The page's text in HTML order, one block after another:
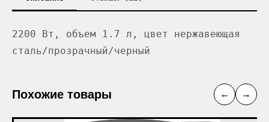
2200 Вт, объем 1.7 л, цвет нержавеющая
сталь/прозрачный/черный
Похожие товары ← →